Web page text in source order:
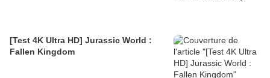
[Test 4K Ultra HD] Jurassic World :
Fallen Kingdom